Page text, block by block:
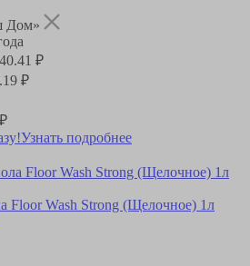
Дом»
40.41 ₽
₽
Узнать подробнее
Floor Wash Strong (Щелочное) 1л